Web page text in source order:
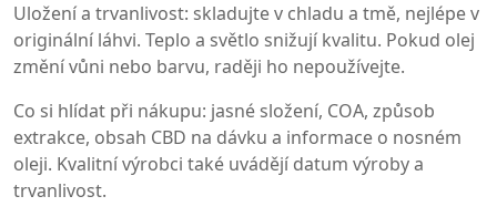
Uložení a trvanlivost: skladujte v chladu a tmě, nejlépe v
originální láhvi. Teplo a světlo snižují kvalitu. Pokud olej
změní vůni nebo barvu, raději ho nepoužívejte.
Co si hlídat při nákupu: jasné složení, COA, způsob
extrakce, obsah CBD na dávku a informace o nosném
oleji. Kvalitní výrobci také uvádějí datum výroby a
trvanlivost.